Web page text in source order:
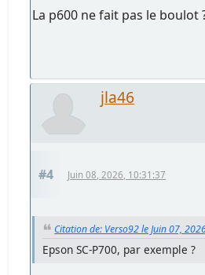
La p600 ne fait pas le boulot
jla46
#4 Juin 08, 2026, 10:31:37
Citation de: Verso92 le Juin 07,
Epson SC-P700, par exemple ?